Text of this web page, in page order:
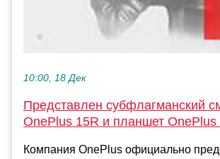
10:00, 18 Дек
Представлен субфлагманский
OnePlus 15R и планшет OnePlus
Компания OnePlus официально